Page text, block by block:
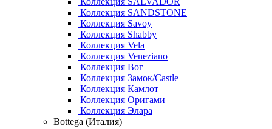
Коллекция SANDSTONE
Коллекция Savoy
Коллекция Shabby
Коллекция Vela
Коллекция Veneziano
Коллекция Вог
Коллекция Замок/Castle
Коллекция Камлот
Коллекция Оригами
Коллекция Элара
Bottega (Италия)